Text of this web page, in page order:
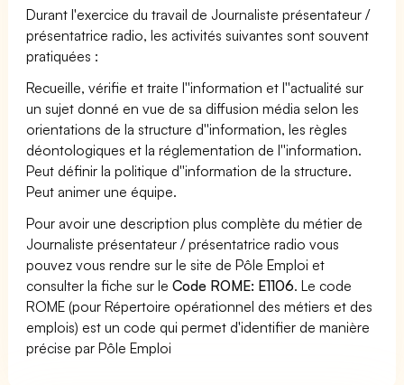
Durant l'exercice du travail de Journaliste présentateur /
présentatrice radio, les activités suivantes sont souvent
pratiquées :
Recueille, vérifie et traite l''information et l''actualité sur
un sujet donné en vue de sa diffusion média selon les
orientations de la structure d''information, les règles
déontologiques et la réglementation de l''information.
Peut définir la politique d''information de la structure.
Peut animer une équipe.
Pour avoir une description plus complète du métier de
Journaliste présentateur / présentatrice radio vous
pouvez vous rendre sur le site de Pôle Emploi et
consulter la fiche sur leCode ROME: E1106. Le code
ROME (pour Répertoire opérationnel des métiers et des
emplois) est un code qui permet d'identifier de manière
précise par Pôle Emploi